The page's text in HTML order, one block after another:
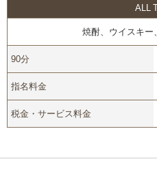
ALL
焼酎、ウイスキー
90分
指名料金
税金・サービス料金